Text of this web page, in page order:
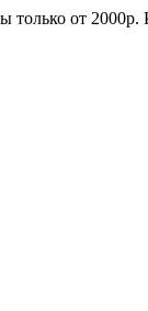
только от